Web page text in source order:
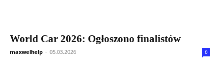
World Car 2026: Ogłoszono finalistów
maxwelhelp - 05.03.2026 0